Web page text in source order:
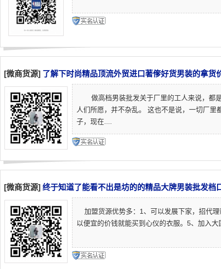
[微商货源] 了解下时尚精品顶流外贸进口著偧好货男装的拿货
做高档男装批发关于厂里的工人来说，都是
人们所愿，并不杂乱。 这也不是说，一切厂
子，现在....
[微商货源] 终于知道了能看不出是坊的的精品大牌男装批发档
加盟货源优势多：1、可以发展下家，招代
以便宜的价钱就能买到心仪的衣服。5、加入